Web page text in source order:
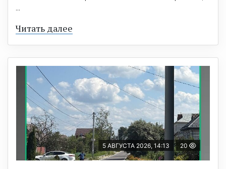
...
Читать далее
5 АВГУСТА 2026, 14:13 20